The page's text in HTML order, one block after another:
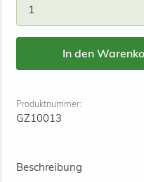
In den
Produktnummer:
GZ10013
Beschreibung